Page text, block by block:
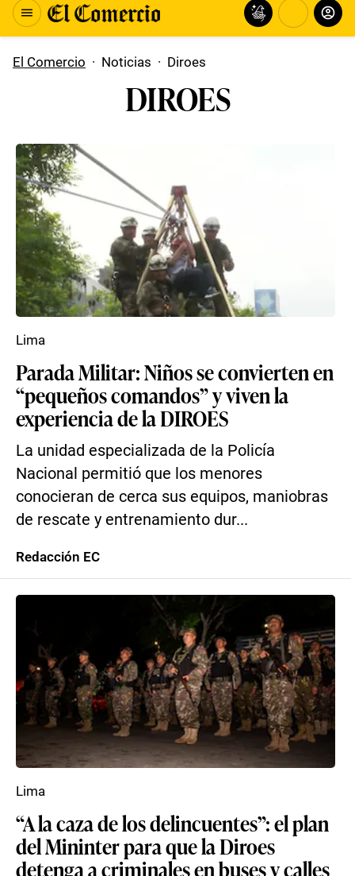
El Comercio · Noticias · Diroes
DIROES
Parada Militar: Niños se convierten en
“pequeños comandos” y viven la
experiencia de la DIROES
La unidad especializada de la Policía
Nacional permitió que los menores
conocieran de cerca sus equipos, maniobras
de rescate y entrenamiento dur...
Lima
Redacción EC
“A la caza de los delincuentes”: el plan
del Mininter para que la Diroes
detenga a criminales en buses y calles
Lima